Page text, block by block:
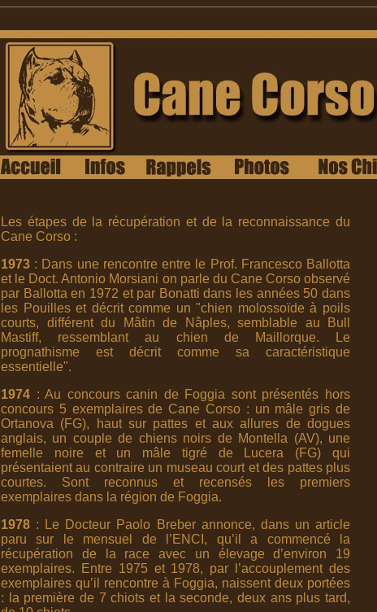
Les étapes de la récupération et de la reconnaissance du
Cane Corso :
1973 : Dans une rencontre entre le Prof. Francesco Ballotta
et le Doct. Antonio Morsiani on parle du Cane Corso observé
par Ballotta en 1972 et par Bonatti dans les années 50 dans
les Pouilles et décrit comme un "chien molossoïde à poils
courts, différent du Mâtin de Nâples, semblable au Bull
Mastiff, ressemblant au chien de Maillorque. Le
prognathisme est décrit comme sa caractéristique
essentielle".
1974 : Au concours canin de Foggia sont présentés hors
concours 5 exemplaires de Cane Corso : un mâle gris de
Ortanova (FG), haut sur pattes et aux allures de dogues
anglais, un couple de chiens noirs de Montella (AV), une
femelle noire et un mâle tigré de Lucera (FG) qui
présentaient au contraire un museau court et des pattes plus
courtes. Sont reconnus et recensés les premiers
exemplaires dans la région de Foggia.
1978 : Le Docteur Paolo Breber annonce, dans un article
paru sur le mensuel de l’ENCI, qu’il a commencé la
récupération de la race avec un élevage d’environ 19
exemplaires. Entre 1975 et 1978, par l’accouplement des
exemplaires qu’il rencontre à Foggia, naissent deux portées
: la première de 7 chiots et la seconde, deux ans plus tard,